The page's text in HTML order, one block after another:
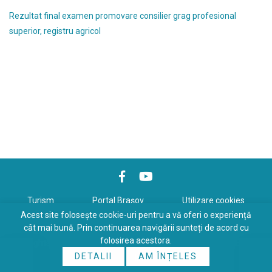
Rezultat final examen promovare consilier grag profesional
superior, registru agricol
Turism Portal Braşov Utilizare cookies
Politică de confidenţialitate
Copyrights © 2026 All Rights Reserved. Powered by
Online
Acest site folosește cookie-uri pentru a vă oferi o experiență
cât mai bună. Prin continuarea navigării sunteți de acord cu
folosirea acestora.
DETALII
AM ÎNȚELES